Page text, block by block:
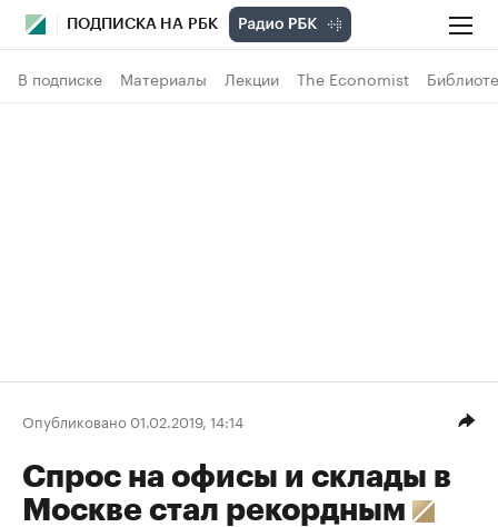
ПОДПИСКА НА РБК
В подписке Материалы Лекции The Economist
Опубликовано 01.02.2019, 14:14
Спрос на офисы и склады в
Москве стал рекордным